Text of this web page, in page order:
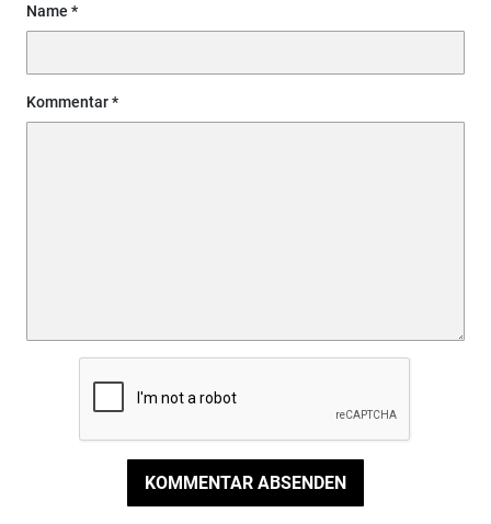
Name
Kommentar
KOMMENTAR ABSENDEN